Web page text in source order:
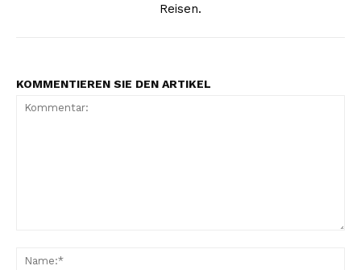
Reisen.
KOMMENTIEREN SIE DEN ARTIKEL